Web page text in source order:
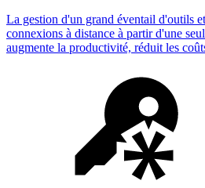
La gestion d'un grand éventail d'outils
connexions à distance à partir d'une
augmente la productivité, réduit les